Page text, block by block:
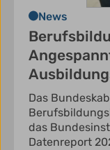
News
Das
das
Datenreport